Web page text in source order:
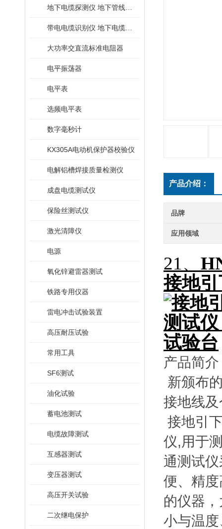
大功率交直流标准电阻器
电平振荡器
电平表
选频电平表
数字毫秒计
KX305A电动机保护器校验仪
电解铝槽焊接质量检测仪
成盘电缆测试仪
保险丝测试仪
激光清障仪
电源
氧化锌避雷器测试
铁路专用仪器
雷电冲击试验装置
高压耐压试验
常用工具
SF6测试
油化试验
蓄电池测试
电缆故障测试
互感器测试
变压器测试
高压开关试验
二次继电保护
产品介绍：
品牌
应用领域
21、
接地
产品简
新颁布
接地线
接地引
仪,用于
通测试
便、精
的仪器
小与温